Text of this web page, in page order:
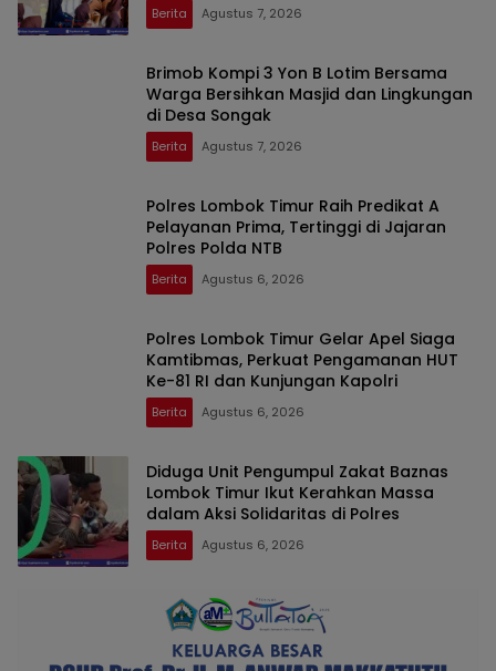
Berita Agustus 7, 2026
Brimob Kompi 3 Yon B Lotim Bersama
Warga Bersihkan Masjid dan Lingkungan
di Desa Songak
Berita Agustus 7, 2026
Polres Lombok Timur Raih Predikat A
Pelayanan Prima, Tertinggi di Jajaran
Polres Polda NTB
Berita Agustus 6, 2026
Polres Lombok Timur Gelar Apel Siaga
Kamtibmas, Perkuat Pengamanan HUT
Ke-81 RI dan Kunjungan Kapolri
Berita Agustus 6, 2026
Diduga Unit Pengumpul Zakat Baznas
Lombok Timur Ikut Kerahkan Massa
dalam Aksi Solidaritas di Polres
Berita Agustus 6, 2026